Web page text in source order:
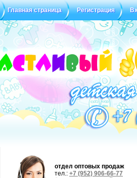
Главная страница Регистрация
Статус заказа Отзывы
отдел оптовых продаж
тел.: +7 (952) 906-66-77